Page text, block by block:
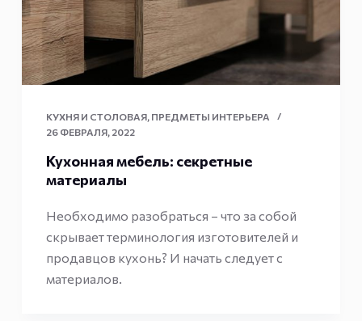
КУХНЯ И СТОЛОВАЯ, ПРЕДМЕТЫ ИНТЕРЬЕРА
26 ФЕВРАЛЯ, 2022
Кухонная мебель: секретные
материалы
Необходимо разобраться – что за собой
скрывает терминология изготовителей и
продавцов кухонь? И начать следует с
материалов.